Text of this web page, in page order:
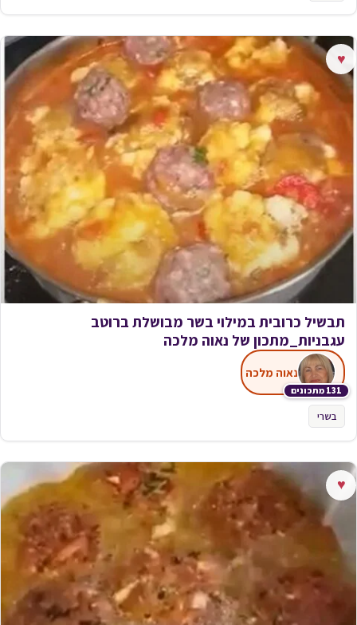
♥
תבשיל כרובית במילוי בשר מבושלת ברוטב
עגבניות_מתכון של נאוה מלכה
131 מתכונים
נאוה מלכה
בשרי
♥